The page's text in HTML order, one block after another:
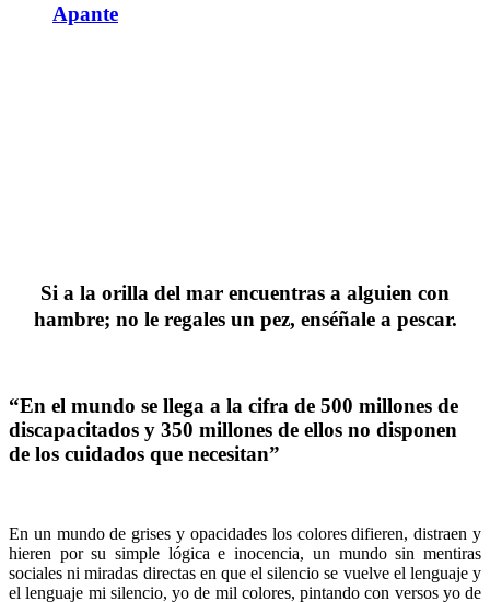
Apante
Si a la orilla del mar encuentras a alguien con
hambre; no le regales un pez, enséñale a pescar.
“En el mundo se llega a la cifra de 500 millones de
discapacitados y 350 millones de ellos no disponen
de los cuidados que necesitan”
En un mundo de grises y opacidades los colores difieren, distraen y
hieren por su simple lógica e inocencia, un mundo sin mentiras
sociales ni miradas directas en que el silencio se vuelve el lenguaje y
el lenguaje mi silencio, yo de mil colores, pintando con versos yo de